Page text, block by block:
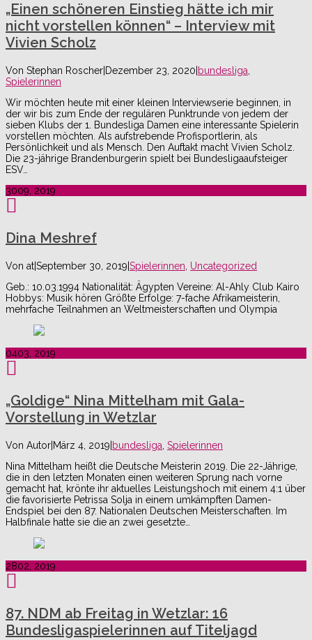
„Einen schöneren Einstieg hätte ich mir
nicht vorstellen können“ – Interview mit
Vivien Scholz
Von Stephan Roscher Dezember 23, 2020 bundesliga,
Spielerinnen
Wir möchten heute mit einer kleinen Interviewserie beginnen, in
der wir bis zum Ende der regulären Punktrunde von jedem der
sieben Klubs der 1. Bundesliga Damen eine interessante Spielerin
vorstellen möchten. Als aufstrebende Profisportlerin, als
Persönlichkeit und als Mensch. Den Auftakt macht Vivien Scholz.
Die 23-jährige Brandenburgerin spielt bei Bundesligaaufsteiger
ESV…
3009, 2019
Dina Meshref
Von atSeptember 30, 2019 Spielerinnen, Uncategorized
Geb.: 10.03.1994 Nationalität: Ägypten Vereine: Al-Ahly Club Kairo
Hobbys: Musik hören Größte Erfolge: 7-fache Afrikameisterin,
mehrfache Teilnahmen an Weltmeisterschaften und Olympia
0403, 2019
„Goldige“ Nina Mittelham mit Gala-
Vorstellung in Wetzlar
Von Autor März 4, 2019 bundesliga, Spielerinnen
Nina Mittelham heißt die Deutsche Meisterin 2019. Die 22-Jährige,
die in den letzten Monaten einen weiteren Sprung nach vorne
gemacht hat, krönte ihr aktuelles Leistungshoch mit einem 4:1 über
die favorisierte Petrissa Solja in einem umkämpften Damen-
Endspiel bei den 87. Nationalen Deutschen Meisterschaften. Im
Halbfinale hatte sie die an zwei gesetzte…
2802, 2019
87. NDM ab Freitag in Wetzlar: 16
Bundesligaspielerinnen auf Titeljagd